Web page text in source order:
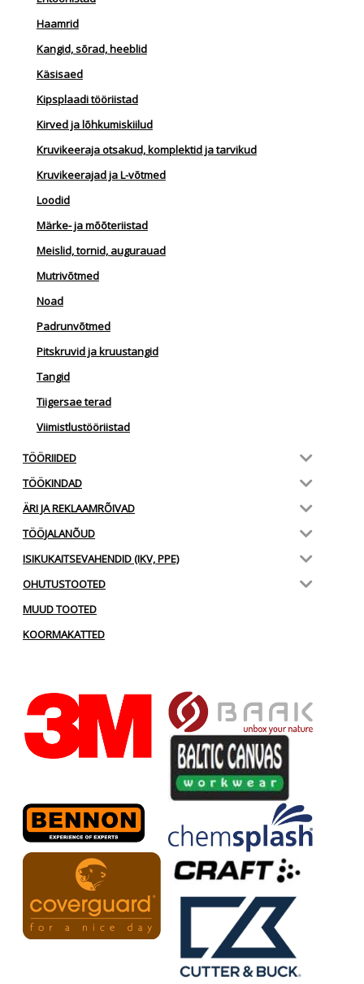
Haamrid
Kangid, sõrad, heeblid
Käsisaed
Kipsplaadi tööriistad
Kirved ja lõhkumiskiilud
Kruvikeeraja otsakud, komplektid ja tarvikud
Kruvikeerajad ja L-võtmed
Loodid
Märke- ja mõõteriistad
Meislid, tornid, augurauad
Mutrivõtmed
Noad
Padrunvõtmed
Pitskruvid ja kruustangid
Tangid
Tiigersae terad
Viimistlustööriistad
TÖÖRIIDED
TÖÖKINDAD
ÄRI JA REKLAAMRÕIVAD
TÖÖJALANÕUD
ISIKUKAITSEVAHENDID (IKV, PPE)
OHUTUSTOOTED
MUUD TOOTED
KOORMAKATTED